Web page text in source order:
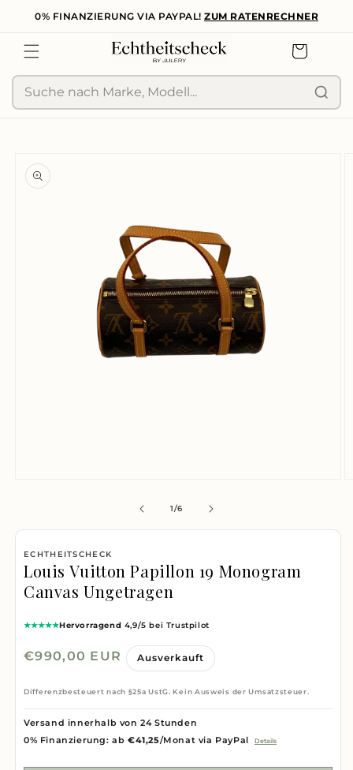
zum
0% FINANZIERUNG VIA PAYPAL! ZUM RATENRECHNER
Warenkorb
Suche
öffnen
1/von
6
ECHTHEITSCHECK
Louis Vuitton Papillon 19 Monogram
Canvas Ungetragen
★★★★★Hervorragend 4,9/5 bei Trustpilot
Normaler
€990,00 EUR Ausverkauft
Differenzbesteuert nach §25a UstG. Kein Ausweis der Umsatzsteuer.
Versand innerhalb von 24 Stunden
0% Finanzierung: ab €41,25/Monat via PayPal Details